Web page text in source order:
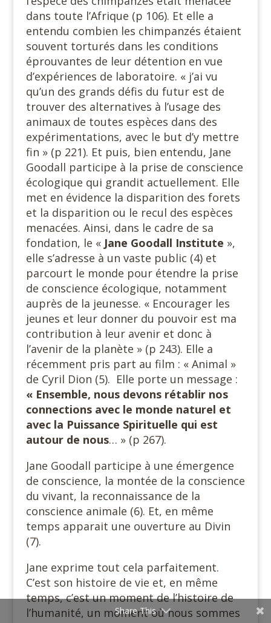
dans toute l’Afrique (p 106). Et elle a
entendu combien les chimpanzés étaient
souvent torturés dans les conditions
éprouvantes de leur détention en vue
d’expériences de laboratoire. « j’ai vu
qu’un des grands défis du futur est de
trouver des alternatives à l’usage des
animaux de toutes espèces dans des
expérimentations, avec le but d’y mettre
fin » (p 221). Et puis, bien entendu, Jane
Goodall participe à la prise de conscience
écologique qui grandit actuellement. Elle
met en évidence la disparition des forets
et la disparition ou le recul des espèces
menacées. Ainsi, dans le cadre de sa
fondation, le « Jane Goodall Institute »,
elle s’adresse à un vaste public (4) et
parcourt le monde pour étendre la prise
de conscience écologique, notamment
auprès de la jeunesse. « Encourager les
jeunes et leur donner du pouvoir est ma
contribution à leur avenir et donc à
l’avenir de la planète » (p 243). Elle a
récemment pris part au film : « Animal »
de Cyril Dion (5). Elle porte un message :
« Ensemble, nous devons rétablir nos
connections avec le monde naturel et
avec la Puissance Spirituelle qui est
autour de nous… » (p 267).
Jane Goodall participe à une émergence
de conscience, la montée de la conscience
du vivant, la reconnaissance de la
conscience animale (6). Et, en même
temps apparait une ouverture au Divin
(7).
Jane exprime tout cela parfaitement.
C’est son histoire de vie et, en même
temps, c’est un moment de l’histoire de
l’humanité, un moment où nous sommes
Share This